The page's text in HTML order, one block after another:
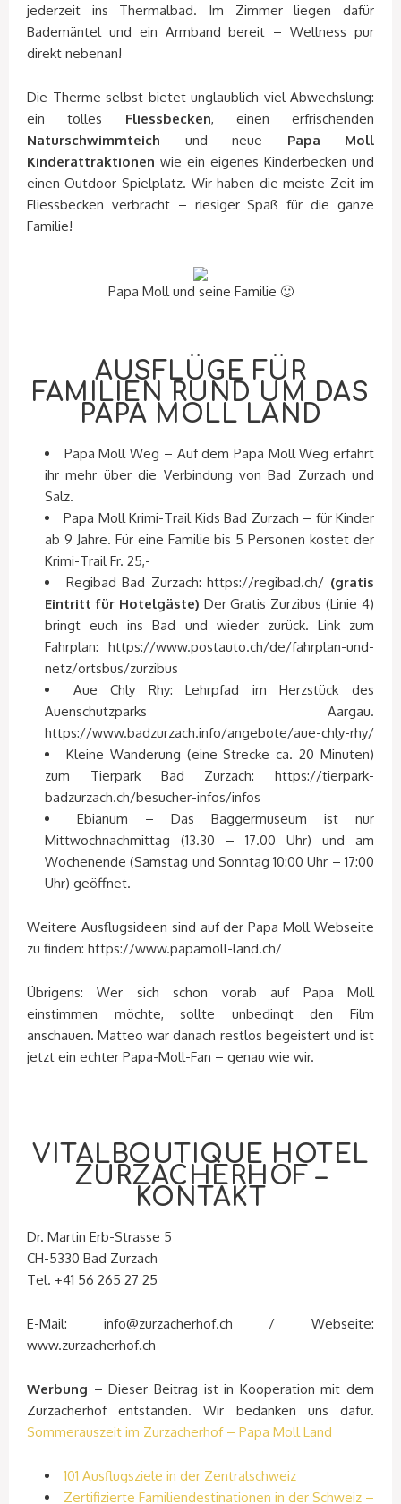
jederzeit ins Thermalbad. Im Zimmer liegen dafür
Bademäntel und ein Armband bereit – Wellness pur
direkt nebenan!
Die Therme selbst bietet unglaublich viel Abwechslung:
ein tolles Fliessbecken, einen erfrischenden
Naturschwimmteich und neue Papa Moll
Kinderattraktionen wie ein eigenes Kinderbecken und
einen Outdoor-Spielplatz. Wir haben die meiste Zeit im
Fliessbecken verbracht – riesiger Spaß für die ganze
Familie!
Papa Moll und seine Familie 🙂
AUSFLÜGE FÜR
FAMILIEN RUND UM DAS
PAPA MOLL LAND
Papa Moll Weg – Auf dem Papa Moll Weg erfahrt
ihr mehr über die Verbindung von Bad Zurzach und
Salz.
Papa Moll Krimi-Trail Kids Bad Zurzach – für Kinder
ab 9 Jahre. Für eine Familie bis 5 Personen kostet der
Krimi-Trail Fr. 25,-
Regibad Bad Zurzach: https://regibad.ch/ (gratis
Eintritt für Hotelgäste) Der Gratis Zurzibus (Linie 4)
bringt euch ins Bad und wieder zurück. Link zum
Fahrplan: https://www.postauto.ch/de/fahrplan-und-
netz/ortsbus/zurzibus
Aue Chly Rhy: Lehrpfad im Herzstück des
Auenschutzparks Aargau.
https://www.badzurzach.info/angebote/aue-chly-rhy/
Kleine Wanderung (eine Strecke ca. 20 Minuten)
zum Tierpark Bad Zurzach: https://tierpark-
badzurzach.ch/besucher-infos/infos
Ebianum – Das Baggermuseum ist nur
Mittwochnachmittag (13.30 – 17.00 Uhr) und am
Wochenende (Samstag und Sonntag 10:00 Uhr – 17:00
Uhr) geöffnet.
Weitere Ausflugsideen sind auf der Papa Moll Webseite
zu finden: https://www.papamoll-land.ch/
Übrigens: Wer sich schon vorab auf Papa Moll
einstimmen möchte, sollte unbedingt den Film
anschauen. Matteo war danach restlos begeistert und ist
jetzt ein echter Papa-Moll-Fan – genau wie wir.
VITALBOUTIQUE HOTEL
ZURZACHERHOF –
KONTAKT
Dr. Martin Erb-Strasse 5
CH-5330 Bad Zurzach
Tel. +41 56 265 27 25
E-Mail: info@zurzacherhof.ch / Webseite:
www.zurzacherhof.ch
Werbung – Dieser Beitrag ist in Kooperation mit dem
Zurzacherhof entstanden. Wir bedanken uns dafür.
Sommerauszeit im Zurzacherhof – Papa Moll Land
101 Ausflugsziele in der Zentralschweiz
Zertifizierte Familiendestinationen in der Schweiz –